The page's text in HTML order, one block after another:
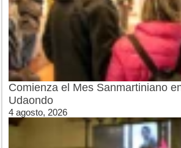
Comienza el Mes Sanmartiniano
Udaondo
4 agosto, 2026